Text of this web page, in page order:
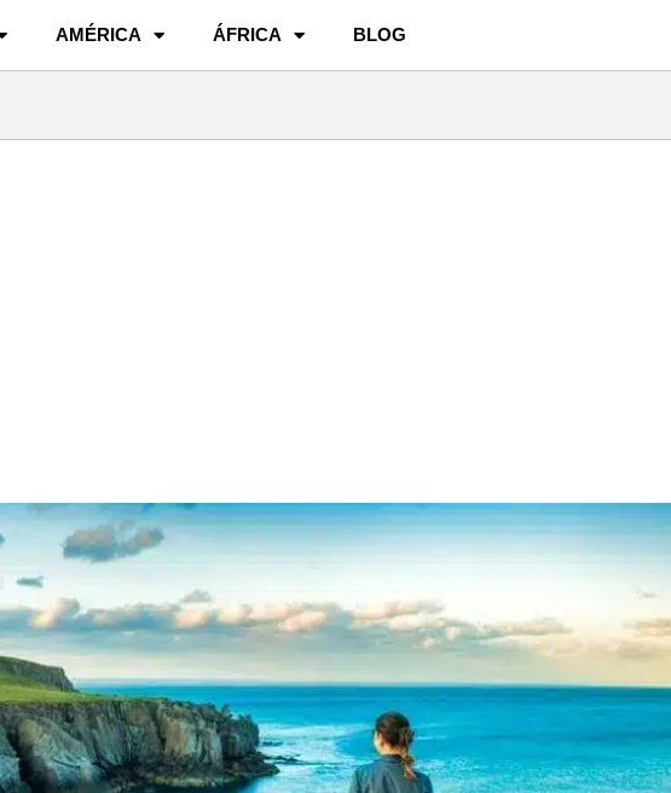
AMÉRICA ÁFRICA BLOG